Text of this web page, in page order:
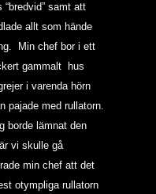
“bredvid” samt att
allt som hände
Min chef bor i ett
gammalt  hus
i varenda hörn
pajade med rullatorn.
borde lämnat den
vi skulle gå
min chef att det
otympliga rullatorn